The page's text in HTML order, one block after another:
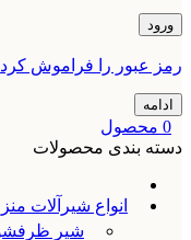
ورود
رمز عبور را فراموش
ادامه
0 محصول
دسته بندی محصولات
انواع شیرآلات
شیر